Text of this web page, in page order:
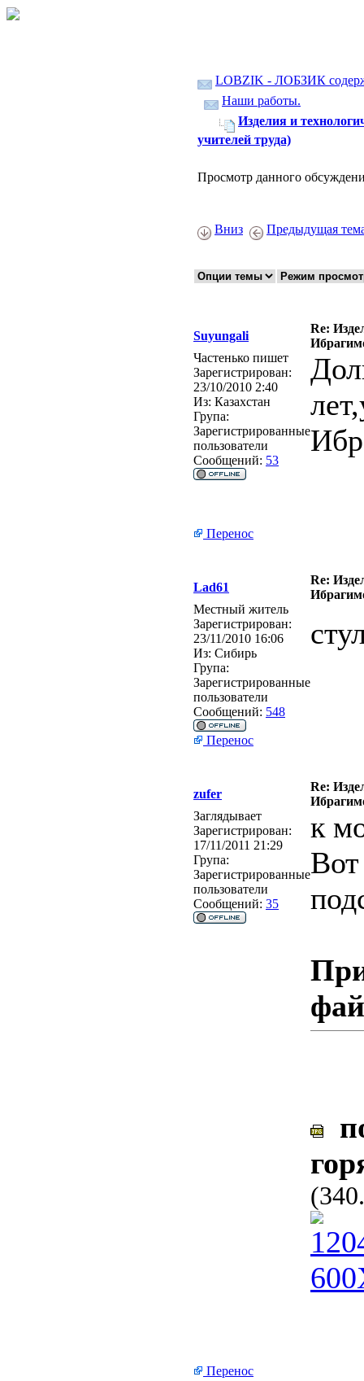
LOBZIK - ЛОБЗИК
Наши работы.
Изделия и
учителей труда)
Просмотр данного
Вниз Предыдущая
Suyungali
Re:
Частенько пишет
Зарегистрирован:
23/10/2010 2:40
Из: Казахстан
Група:
Зарегистрированные
пользователи
Сообщений: 53
Перенос
Lad61
Re:
Местный житель
Зарегистрирован:
23/11/2010 16:06
Из: Сибирь
Група:
Зарегистрированные
пользователи
Сообщений: 548
Перенос
zufer
Re:
Заглядывает
Зарегистрирован:
17/11/2011 21:29
Група:
Зарегистрированные
пользователи
Сообщений: 35
к
Перенос